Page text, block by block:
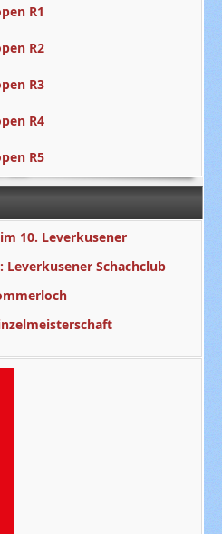
R1
R2
R3
R4
R5
10. Leverkusener
Leverkusener Schachclub